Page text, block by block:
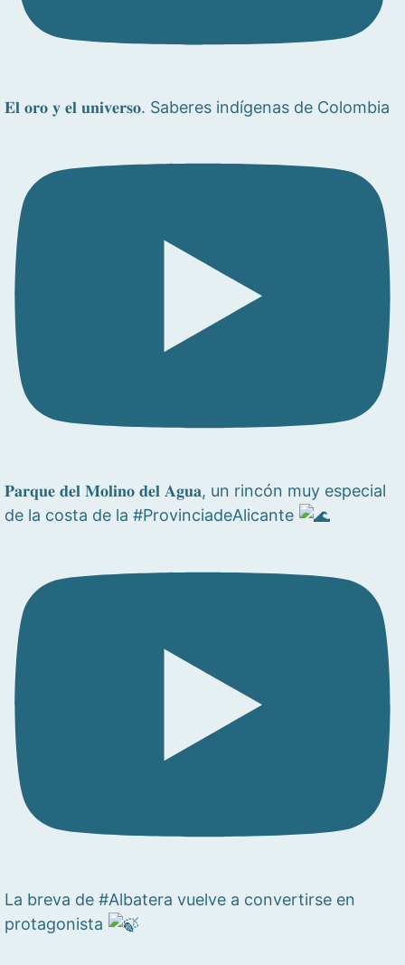
𝐄𝐥 𝐨𝐫𝐨 𝐲 𝐞𝐥 𝐮𝐧𝐢𝐯𝐞𝐫𝐬𝐨. Saberes indígenas de Colombia
𝐏𝐚𝐫𝐪𝐮𝐞 𝐝𝐞𝐥 𝐌𝐨𝐥𝐢𝐧𝐨 𝐝𝐞𝐥 𝐀𝐠𝐮𝐚, un rincón muy especial
de la costa de la #ProvinciadeAlicante
La breva de #Albatera vuelve a convertirse en
protagonista